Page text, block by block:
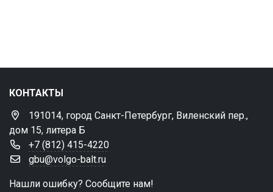
КОНТАКТЫ
191014, город Санкт-Петербург, Виленский пер.,
дом 15, литера Б
+7 (812) 415-4220
gbu@volgo-balt.ru
Нашли ошибку? Сообщите нам!